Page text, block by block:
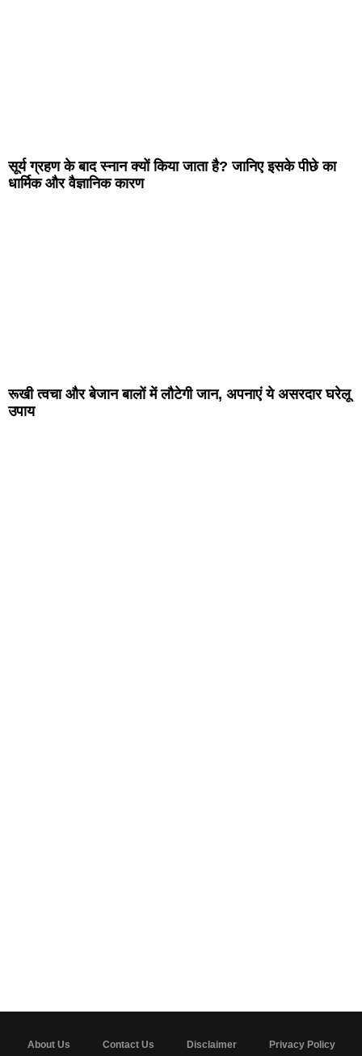
सूर्य ग्रहण के बाद स्नान क्यों किया जाता है? जानिए इसके पीछे का
धार्मिक और वैज्ञानिक कारण
रूखी त्वचा और बेजान बालों में लौटेगी जान, अपनाएं ये असरदार घरेलू
उपाय
About Us Contact Us Disclaimer Privacy Policy